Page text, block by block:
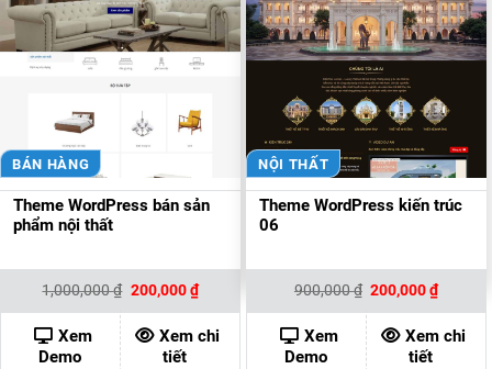
BÁN HÀNG
Theme WordPress bán sản
phẩm nội thất
1,000,000₫ Giá
là:
1,000,000 ₫.
200,000₫Giá
hiện
tại
là:
200,000 ₫.
Xem
Demo
Xem chi
tiết
NỘI THẤT
Theme WordPress kiến trúc
06
900,000₫ Giá
là:
900,000 ₫.
200,000₫Giá
hiện
tại
là:
Xem
Demo
Xem chi
tiết